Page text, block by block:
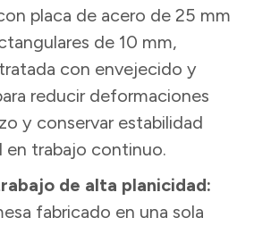
placa de acero de 25 mm
de 10 mm,
con envejecido y
reducir deformaciones
y conservar estabilidad
en trabajo continuo.
de alta planicidad:
fabricado en una sola